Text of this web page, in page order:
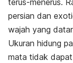
terus-menerus.
persian dan e
wajah yang
Ukuran hidung
mata tidak